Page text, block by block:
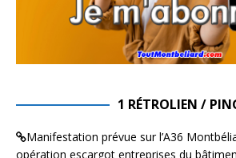
1 RÉTROLIEN /
Manifestation prévue sur l’A36
opération escargot entreprises du